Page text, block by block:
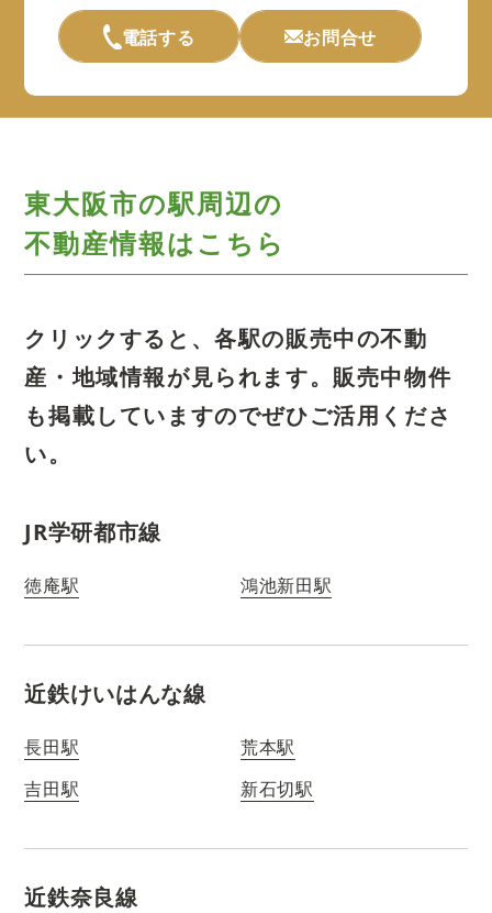
電話する お問合せ
東大阪市の駅周辺の
不動産情報はこちら
クリックすると、各駅の販売中の不動
産・地域情報が見られます。 販売中物件
も掲載していますのでぜひご活用くださ
い。
JR学研都市線
徳庵駅 鴻池新田駅
近鉄けいはんな線
長田駅
荒本駅
吉田駅
新石切駅
近鉄奈良線